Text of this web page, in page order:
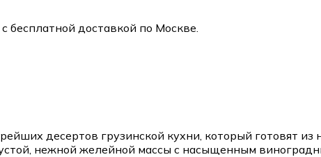
бесплатной доставкой по Москве.
десертов грузинской кухни, который готовят
нежной желейной массы с насыщенным